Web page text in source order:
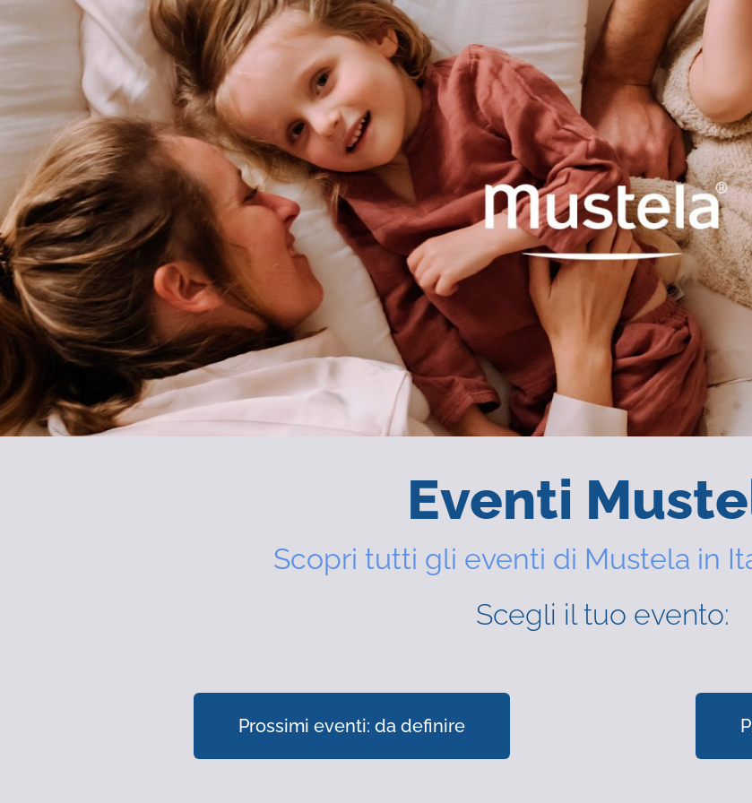
Eventi
Scopri tutti gli eventi di Mustela in
Scegli il tuo evento:
Prossimi eventi: da definire